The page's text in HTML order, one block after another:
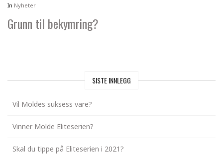
In Nyheter
Grunn til bekymring?
SISTE INNLEGG
Vil Moldes suksess vare?
Vinner Molde Eliteserien?
Skal du tippe på Eliteserien i 2021?